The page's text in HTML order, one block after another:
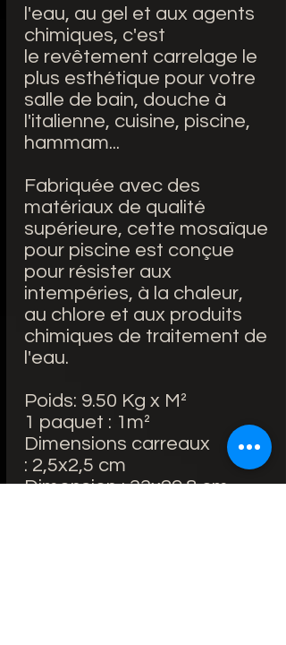
l'eau, au gel et aux agents
chimiques, c'est
le revêtement carrelage le
plus esthétique pour votre
salle de bain, douche à
l'italienne, cuisine, piscine,
hammam...
Fabriquée avec des
matériaux de qualité
supérieure, cette mosaïque
pour piscine est conçue
pour résister aux
intempéries, à la chaleur,
au chlore et aux produits
chimiques de traitement de
l'eau.
Poids: 9.50 Kg x M²
1 paquet : 1m²
Dimensions carreaux
: 2,5x2,5 cm
Dimension : 33x29.8 cm